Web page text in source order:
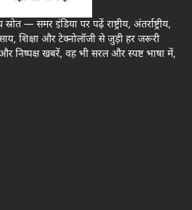
— समर इंडिया पर पढ़ें राष्ट्रीय, अंतर्राष्ट्रीय,
शिक्षा और टेक्नोलॉजी से जुड़ी हर जरूरी
निष्पक्ष खबरें, वह भी सरल और स्पष्ट भाषा में,